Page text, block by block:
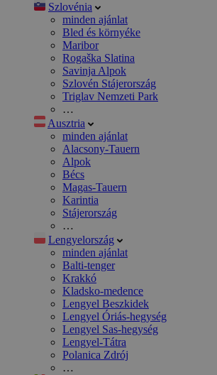
Szlovénia
minden ajánlat
Bled és környéke
Maribor
Rogaška Slatina
Savinja Alpok
Szlovén Stájerország
Triglav Nemzeti Park
…
Ausztria
minden ajánlat
Alacsony-Tauern
Alpok
Bécs
Magas-Tauern
Karintia
Stájerország
…
Lengyelország
minden ajánlat
Balti-tenger
Krakkó
Kladsko-medence
Lengyel Beszkidek
Lengyel Óriás-hegység
Lengyel Sas-hegység
Lengyel-Tátra
Polanica Zdrój
…